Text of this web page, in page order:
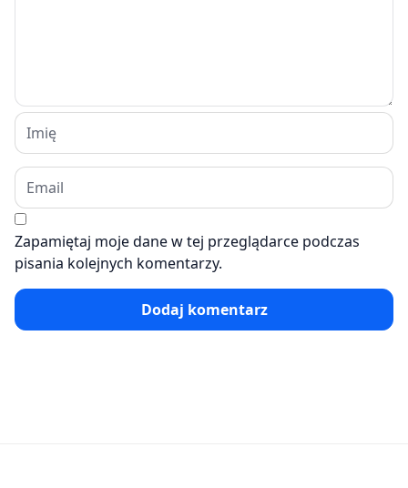
Zapamiętaj moje dane w tej przeglądarce podczas
pisania kolejnych komentarzy.
Dodaj komentarz